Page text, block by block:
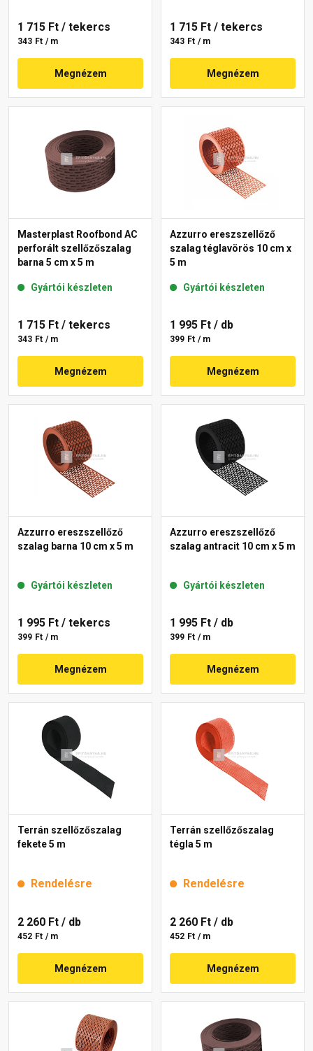
1 715 Ft / tekercs
343 Ft / m
Megnézem
1 715 Ft / tekercs
343 Ft / m
Megnézem
Masterplast Roofbond AC
perforált szellőzőszalag
barna 5 cm x 5 m
Gyártói készleten
1 715 Ft / tekercs
343 Ft / m
Megnézem
Azzurro ereszszellőző
szalag téglavörös 10 cm x
5 m
Gyártói készleten
1 995 Ft / db
399 Ft / m
Megnézem
Azzurro ereszszellőző
szalag barna 10 cm x 5 m
Gyártói készleten
1 995 Ft / tekercs
399 Ft / m
Megnézem
Azzurro ereszszellőző
szalag antracit 10 cm x 5 m
Gyártói készleten
1 995 Ft / db
399 Ft / m
Megnézem
Terrán szellőzőszalag
fekete 5 m
Rendelésre
2 260 Ft / db
452 Ft / m
Megnézem
Terrán szellőzőszalag
tégla 5 m
Rendelésre
2 260 Ft / db
452 Ft / m
Megnézem